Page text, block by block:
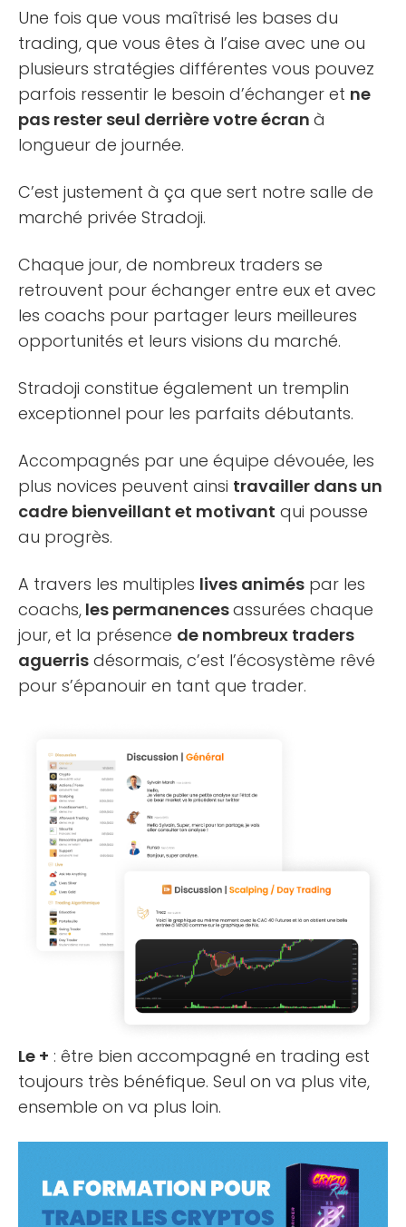
Une fois que vous maîtrisé les bases du
trading, que vous êtes à l’aise avec une ou
plusieurs stratégies différentes vous pouvez
parfois ressentir le besoin d’échanger et ne
pas rester seul derrière votre écran à
longueur de journée.
C’est justement à ça que sert notre salle de
marché privée Stradoji.
Chaque jour, de nombreux traders se
retrouvent pour échanger entre eux et avec
les coachs pour partager leurs meilleures
opportunités et leurs visions du marché.
Stradoji constitue également un tremplin
exceptionnel pour les parfaits débutants.
Accompagnés par une équipe dévouée, les
plus novices peuvent ainsi travailler dans un
cadre bienveillant et motivant qui pousse
au progrès.
A travers les multiples lives animés par les
coachs, les permanencesassurées chaque
jour, et la présence de nombreux traders
aguerris désormais, c’est l’écosystème rêvé
pour s’épanouir en tant que trader.
Le + : être bien accompagné en trading est
toujours très bénéfique. Seul on va plus vite,
ensemble on va plus loin.